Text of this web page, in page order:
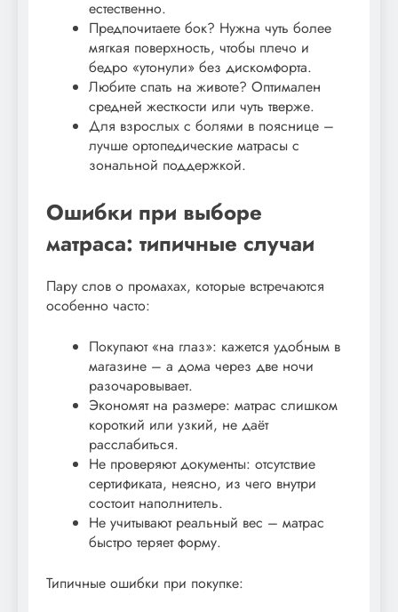
естественно.
Предпочитаете бок? Нужна чуть более
мягкая поверхность, чтобы плечо и
бедро «утонули» без дискомфорта.
Любите спать на животе? Оптимален
средней жесткости или чуть тверже.
Для взрослых с болями в пояснице –
лучше ортопедические матрасы с
зональной поддержкой.
Ошибки при выборе
матраса: типичные случаи
Пару слов о промахах, которые встречаются
особенно часто:
Покупают «на глаз»: кажется удобным в
магазине – а дома через две ночи
разочаровывает.
Экономят на размере: матрас слишком
короткий или узкий, не даёт
расслабиться.
Не проверяют документы: отсутствие
сертификата, неясно, из чего внутри
состоит наполнитель.
Не учитывают реальный вес – матрас
быстро теряет форму.
Типичные ошибки при покупке: